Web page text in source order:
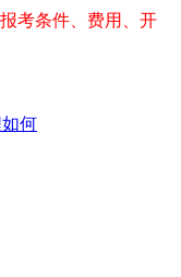
考条件、费用、开
何